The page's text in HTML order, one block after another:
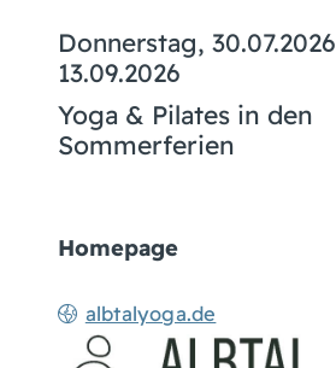
Donnerstag, 30.07.2026
13.09.2026
Yoga & Pilates in den
Sommerferien
Homepage
albtalyoga.de